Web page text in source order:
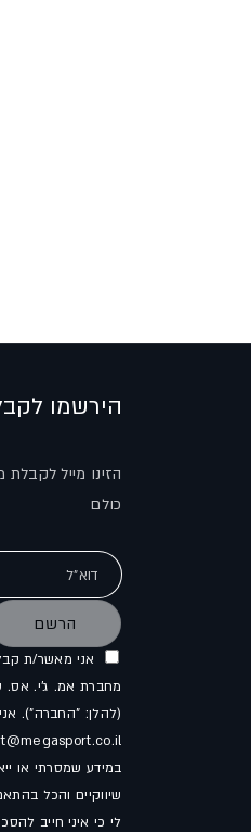
הירשמו
הזינו מייל
כולם
דוא"ל
הרשם
אני מאשר/ת
מחברת אמ. ג'י. אס.
(להלן: "החברה").
במידע שמסרתי או
שיווקיים והכל
לי כי איני חייב